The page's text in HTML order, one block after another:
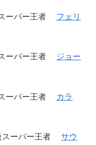
ーパー王者 フェリ
ーパー王者
ジョー
ーパー王者
カラ
スーパー王者 サウ